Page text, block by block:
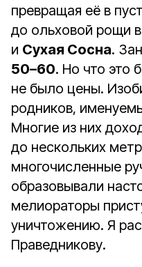
превращая её в
до ольховой рощи в
и Сухая Сосна.
50–60. Но что это
не было цены.
родников,
Многие из них
до нескольких
многочисленные
образовывали
мелиораторы
уничтожению. Я
Праведникову.